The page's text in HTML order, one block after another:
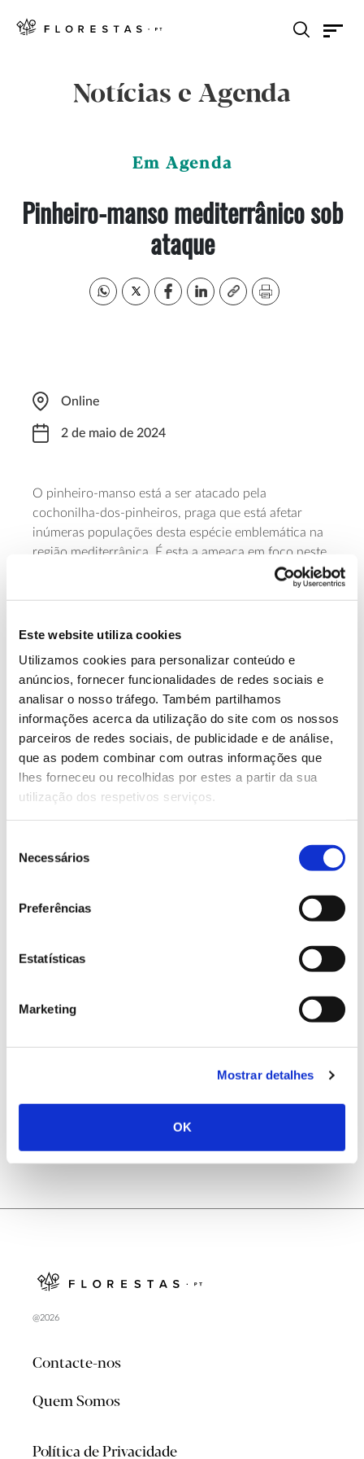
Este website utiliza cookies
Utilizamos cookies para personalizar conteúdo e
anúncios, fornecer funcionalidades de redes sociais e
analisar o nosso tráfego. Também partilhamos
informações acerca da utilização do site com os nossos
parceiros de redes sociais, de publicidade e de análise,
que as podem combinar com outras informações que
lhes forneceu ou recolhidas por estes a partir da sua
utilização dos respetivos serviços.
Necessários
Preferências
Estatísticas
Marketing
Mostrar detalhes
OK
Notícias e Agenda
Em Agenda
Pinheiro-manso mediterrânico sob
ataque
Online
2 de maio de 2024
O pinheiro-manso está a ser atacado pela
cochonilha-dos-pinheiros, praga que está afetar
inúmeras populações desta espécie emblemática na
região mediterrânica. É esta a ameaça em foco neste
webinar promovido pelo Programa Europeu de
Genética Florestal (EUFORGEN) que vai abordar
à investigação genética florestal no desenvolvimento
Saiba mais sobre este webinar
13.07.2026
Genoma do priolo e de outras espécies em risco:
conhecer para conservar
Registar galhas de Trichi em acácia-das-espigas:
@2026
Contacte-nos
Quem Somos
Política de Privacidade